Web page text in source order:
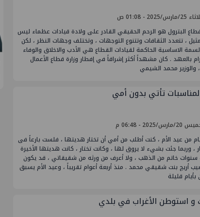
2025 - 01:08 ص
البترول هو الرحم الحقيقي القادر على ولادة قيادات عظماء ليس
، تتعدد الثقافات وتتنوع التوجهات ، وتختلف وجهات النظر ، لكن
الاساسية الحاكمة لقيادات القطاع هي الأدب والاخلاق والوفاء
بالعهد . كان مشهداً أكثر إشراقاً في إفطار وزارة قطاع الأعمال
، والوزير محمد الشيمي
تأتي بدون أمي
مارس/2025 - 06:48 م
من عيد الأم ، كنت أطلب من أمي أن تختار هديتها ، فلست بارعاً فى
، وربما جئت بشيء لا يروق لها ، وكانت تختار ، كانت هديتها الأخيرة
قبل 4 سنوات خاتم من الذهب ، ولا أعرف من ورثه من شقيقاتي ، قد يكون
أريچ بنت شقيقي محمد . منذ أربعة أعوام تقريباً ، وعيد الأم يسبق
قليلة
و استوطن الأغراب في بلدي
تعيين أحمد شتا ووليد أنور نائبين للرئيس
التنفيذي للهيئة